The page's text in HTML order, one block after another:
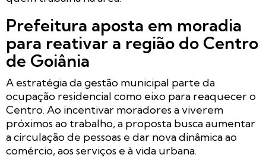
Prefeitura aposta em moradia
para reativar a região do Centro
de Goiânia
A estratégia da gestão municipal parte da
ocupação residencial como eixo para reaquecer o
Centro. Ao incentivar moradores a viverem
próximos ao trabalho, a proposta busca aumentar
a circulação de pessoas e dar nova dinâmica ao
comércio, aos serviços e à vida urbana.